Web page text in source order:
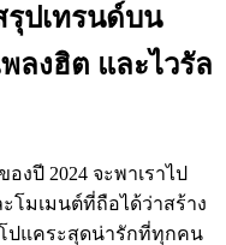
รุปเทรนด์บน
ลงฮิต และไวรัล
องปี 2024 จะพาเราไป
โมเมนต์ที่ถือได้ว่าสร้าง
ปแคระสุดน่ารักที่ทุกคน